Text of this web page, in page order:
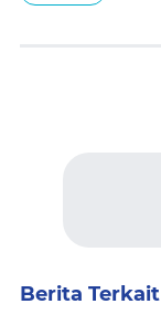
Berita Terkait